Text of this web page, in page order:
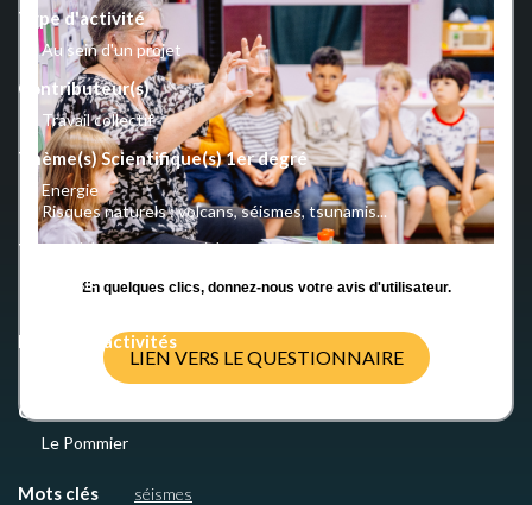
Type d'activité
Au sein d'un projet
Contributeur(s)
Travail collectif
Thème(s) Scientifique(s) 1er degré
Energie
Risques naturels : volcans, séismes, tsunamis...
Thème(s) Scientifique(s) 2nd degré
Energie
Nombre d'activités
Crédits
Le Pommier
Mots clés séismes
En quelques clics, donnez-nous votre avis d'utilisateur.
LIEN VERS LE QUESTIONNAIRE